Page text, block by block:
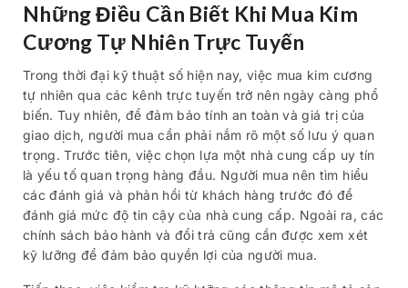
Những Điều Cần Biết Khi Mua Kim
Cương Tự Nhiên Trực Tuyến
Trong thời đại kỹ thuật số hiện nay, việc mua kim cương
tự nhiên qua các kênh trực tuyến trở nên ngày càng phổ
biến. Tuy nhiên, để đảm bảo tính an toàn và giá trị của
giao dịch, người mua cần phải nắm rõ một số lưu ý quan
trọng. Trước tiên, việc chọn lựa một nhà cung cấp uy tín
là yếu tố quan trọng hàng đầu. Người mua nên tìm hiểu
các đánh giá và phản hồi từ khách hàng trước đó để
đánh giá mức độ tin cậy của nhà cung cấp. Ngoài ra, các
chính sách bảo hành và đổi trả cũng cần được xem xét
kỹ lưỡng để đảm bảo quyền lợi của người mua.